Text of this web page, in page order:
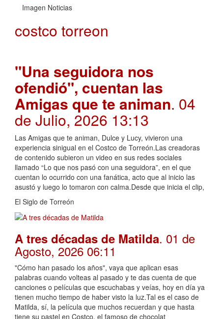
Imagen Noticias
costco torreon
"Una seguidora nos
ofendió", cuentan las
Amigas que te animan. 04
de Julio, 2026 13:13
Las Amigas que te animan, Dulce y Lucy, vivieron una
experiencia sinigual en el Costco de Torreón.Las creadoras
de contenido subieron un video en sus redes sociales
llamado “Lo que nos pasó con una seguidora”, en el que
cuentan lo ocurrido con una fanática, acto que al inicio las
asustó y luego lo tomaron con calma.Desde que inicia el clip,
El Siglo de Torreón
A tres décadas de Matilda. 01 de
Agosto, 2026 06:11
"Cómo han pasado los años", vaya que aplican esas
palabras cuando volteas al pasado y te das cuenta de que
canciones o películas que escuchabas y veías, hoy en día ya
tienen mucho tiempo de haber visto la luz.Tal es el caso de
Matilda, sí, la película que muchos recuerdan y que hasta
tiene su pastel en Costco, el famoso de chocolat